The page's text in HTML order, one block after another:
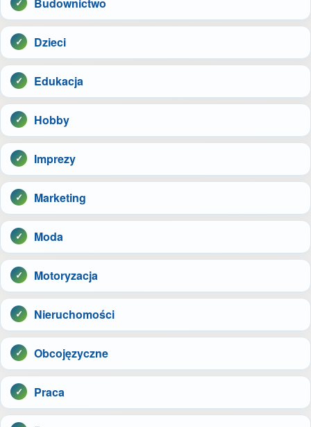
Dzieci
Edukacja
Hobby
Imprezy
Marketing
Moda
Motoryzacja
Nieruchomości
Obcojęzyczne
Praca